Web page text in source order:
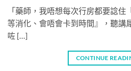
「藥師，我唔想每次行房都要諗
等消化、會唔會卡到時間』，聽講
咗 […]
CONTINUE